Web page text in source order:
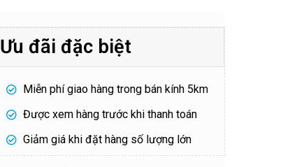
Ưu đãi đặc biệt
Miễn phí giao hàng trong bán kính 5km
Được xem hàng trước khi thanh toán
Giảm giá khi đặt hàng số lượng lớn